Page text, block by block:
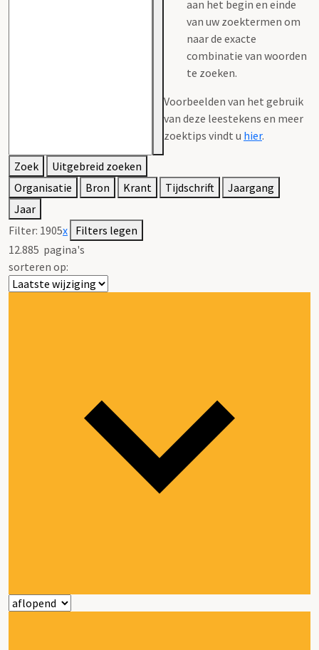
aan het begin en einde
van uw zoektermen om
naar de exacte
combinatie van woorden
te zoeken.
Voorbeelden van het gebruik
van deze leestekens en meer
zoektips vindt u hier.
Zoek
Uitgebreid zoeken
Organisatie
Bron Krant Tijdschrift
Jaargang
Jaar
Filter: 1905x Filters legen
12.885 pagina's
sorteren op: